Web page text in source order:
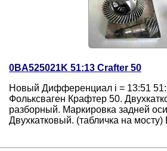
0BA525021K 51:13 Crafter 50
Новый Дифференциал i = 13:51
Фольксваген Крафтер 50.
разборный. Маркировка задней
Двухкатковый. (табличка на